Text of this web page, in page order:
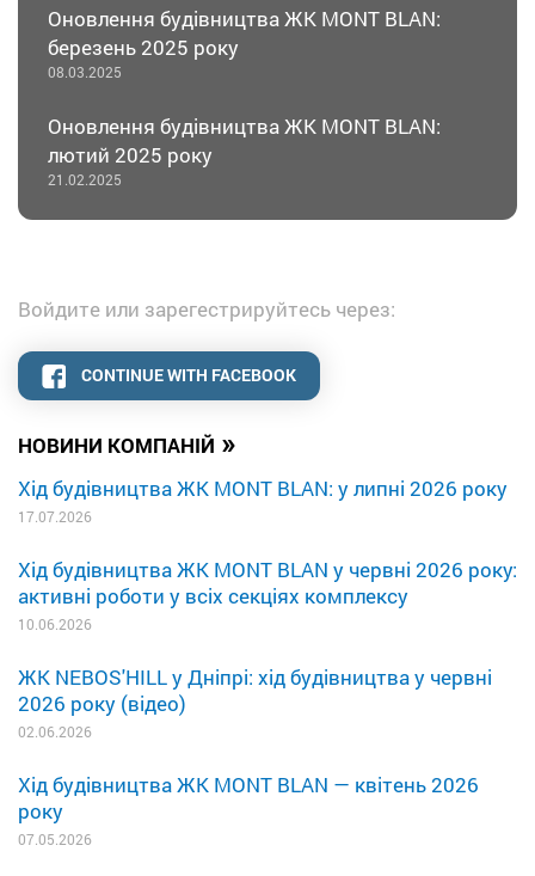
НОВИНИ КОМПАНІЙ »
Хід будівництва ЖК MONT BLAN: у липні 2026 року
17.07.2026
Хід будівництва ЖК MONT BLAN у червні 2026 року:
активні роботи у всіх секціях комплексу
10.06.2026
ЖК NEBOS'HILL у Дніпрі: хід будівництва у червні
2026 року (відео)
02.06.2026
Хід будівництва ЖК MONT BLAN — квітень 2026
року
07.05.2026
Оновлення будівництва ЖК MONT BLAN:
березень 2025 року
08.03.2025
Оновлення будівництва ЖК MONT BLAN:
лютий 2025 року
21.02.2025
Войдите или зарегестрируйтесь через:
CONTINUE WITH FACEBOOK